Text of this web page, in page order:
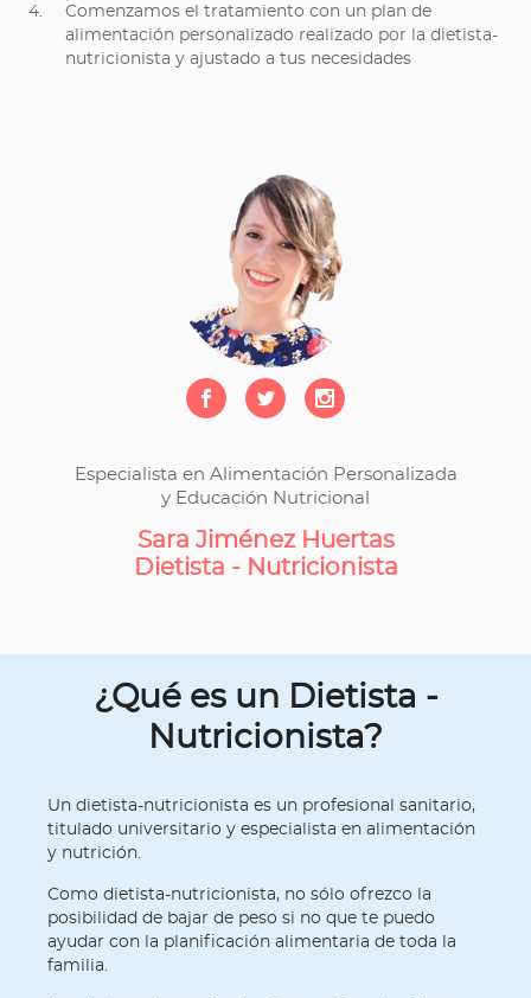
Comenzamos el tratamiento con un plan de
alimentación personalizado realizado por la dietista-
nutricionista y ajustado a tus necesidades
Especialista en Alimentación Personalizada
y Educación Nutricional
Sara Jiménez Huertas
Dietista - Nutricionista
¿Qué es un Dietista -
Nutricionista?
Un dietista-nutricionista es un profesional sanitario,
titulado universitario y especialista en alimentación
y nutrición.
Como dietista-nutricionista, no sólo ofrezco la
posibilidad de bajar de peso si no que te puedo
ayudar con la planificación alimentaria de toda la
familia.